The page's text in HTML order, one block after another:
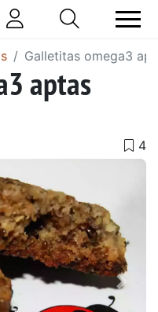
Galletitas omega3
aptas